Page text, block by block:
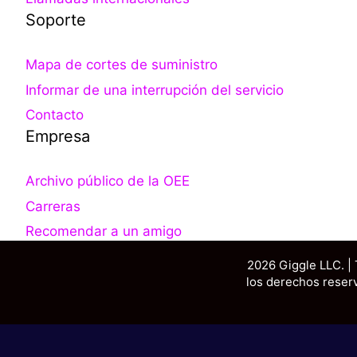
Soporte
Mapa de cortes de suministro
Informar de una interrupción del servicio
Contacto
Empresa
Archivo público de la OEE
Carreras
Recomendar a un amigo
2026 Giggle LLC. |
los derechos